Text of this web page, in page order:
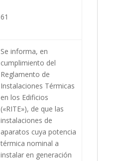
61
Se informa, en
cumplimiento del
Reglamento de
Instalaciones Térmicas
en los Edificios
(«RITE»), de que las
instalaciones de
aparatos cuya potencia
térmica nominal a
instalar en generación